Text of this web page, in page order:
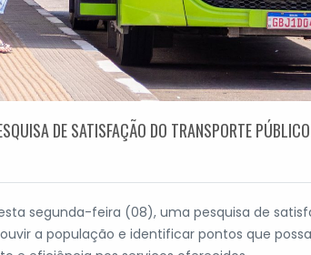
DE SATISFAÇÃO DO TRANSPORTE PÚBLICO
segunda-feira (08), uma pesquisa de
a população e identificar pontos que